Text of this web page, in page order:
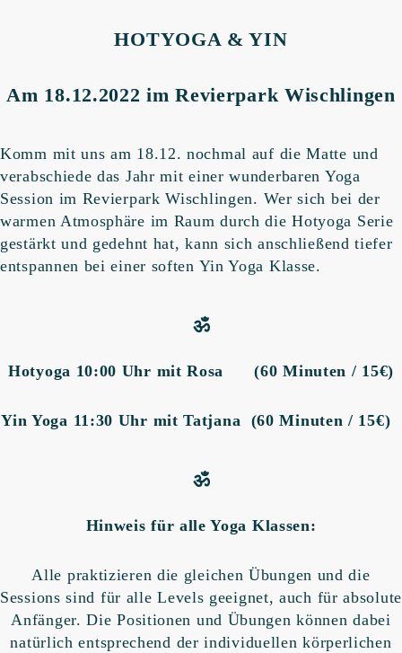
HOTYOGA & YIN
Am 18.12.2022 im Revierpark Wischlingen
Komm mit uns am 18.12. nochmal auf die Matte und
verabschiede das Jahr mit einer wunderbaren Yoga
Session im Revierpark Wischlingen. Wer sich bei der
warmen Atmosphäre im Raum durch die Hotyoga Serie
gestärkt und gedehnt hat, kann sich anschließend tiefer
entspannen bei einer soften Yin Yoga Klasse.
ॐ
Hotyoga 10:00 Uhr mit Rosa (60 Minuten / 15€)
Yin Yoga 11:30 Uhr mit Tatjana (60 Minuten / 15€)
ॐ
Hinweis für alle Yoga Klassen:
Alle praktizieren die gleichen Übungen und die
Sessions sind für alle Levels geeignet, auch für absolute
Anfänger. Die Positionen und Übungen können dabei
natürlich entsprechend der individuellen körperlichen